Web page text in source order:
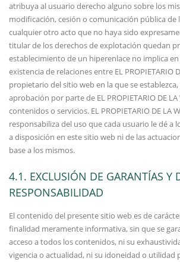
atribuya al usuario derecho alguno sobre los
modificación, cesión o comunicación pública de
cualquier otro acto que no haya sido
titular de los derechos de explotación quedan
establecimiento de un hiperenlace no implica
existencia de relaciones entre EL PROPIETARIO
propietario del sitio web en la que se
aprobación por parte de EL PROPIETARIO DE LA
contenidos o servicios. EL PROPIETARIO DE LA
responsabiliza del uso que cada usuario le dé a
a disposición en este sitio web ni de las
base a los mismos.
4.1. EXCLUSIÓN DE GARANTÍAS Y
RESPONSABILIDAD
El contenido del presente sitio web es de
finalidad meramente informativa, sin que se
acceso a todos los contenidos, ni su
vigencia o actualidad, ni su idoneidad o utilidad